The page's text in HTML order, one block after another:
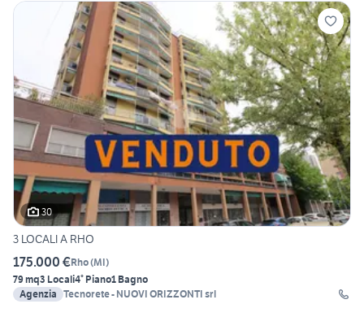
30
3 LOCALI A RHO
175.000 €Rho(MI)
79 mq3 Locali4° Piano1 Bagno
Agenzia Tecnorete - NUOVI ORIZZONTI srl